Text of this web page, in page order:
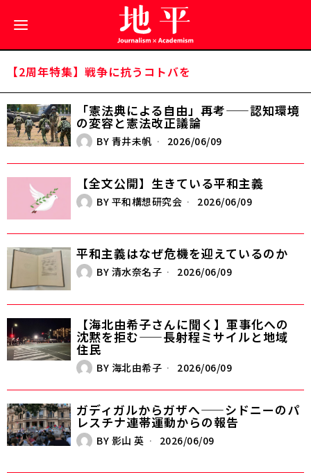
【2周年特集】戦争に抗うコトバを
「憲法典による自由」再考——認知環境
の変容と憲法改正議論
BY 青井未帆 2026/06/09
【全文公開】生きている平和主義
BY 平和構想研究会 2026/06/09
平和主義はなぜ危機を迎えているのか
BY 清水奈名子 2026/06/09
【海北由希子さんに聞く】軍事化への
沈黙を拒む——長射程ミサイルと地域
住民
BY 海北由希子 2026/06/09
ガディガルからガザへ——シドニーのパ
レスチナ連帯運動からの報告
BY 影山 英 2026/06/09